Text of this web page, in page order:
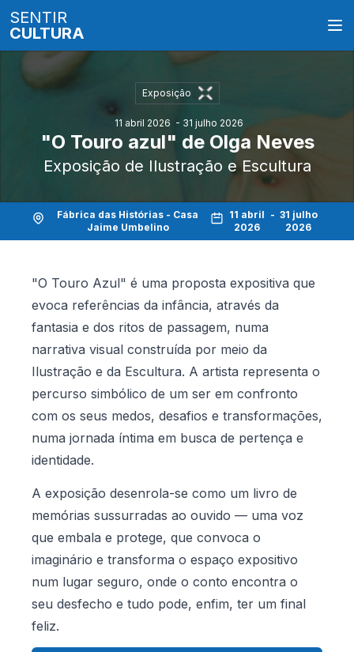
SENTIR
CULTURA
Exposição
11 abril 2026 - 31 julho 2026
"O Touro azul" de Olga Neves
Exposição de Ilustração e Escultura
Fábrica das Histórias - Casa
Jaime Umbelino
11 abril
2026
- 31 julho
2026
"O Touro Azul" é uma proposta expositiva que
evoca referências da infância, através da
fantasia e dos ritos de passagem, numa
narrativa visual construída por meio da
Ilustração e da Escultura. A artista representa o
percurso simbólico de um ser em confronto
com os seus medos, desafios e transformações,
numa jornada íntima em busca de pertença e
identidade.
A exposição desenrola-se como um livro de
memórias sussurradas ao ouvido — uma voz
que embala e protege, que convoca o
imaginário e transforma o espaço expositivo
num lugar seguro, onde o conto encontra o
seu desfecho e tudo pode, enfim, ter um final
feliz.